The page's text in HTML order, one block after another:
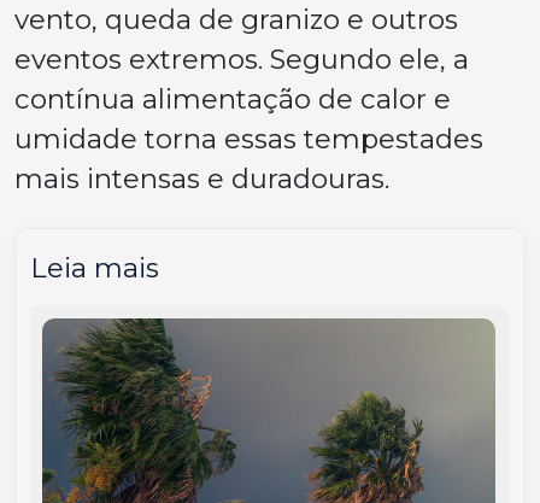
vento, queda de granizo e outros
eventos extremos. Segundo ele, a
contínua alimentação de calor e
umidade torna essas tempestades
mais intensas e duradouras.
Leia mais